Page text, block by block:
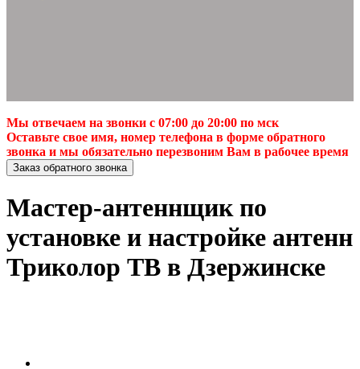
Мы отвечаем на звонки с 07:00 до 20:00 по мск
Оставьте свое имя, номер телефона в форме обратного
звонка и мы обязательно перезвоним Вам в рабочее время
Заказ обратного звонка
Мастер-антеннщик по
установке и настройке антенн
Триколор ТВ в Дзержинске